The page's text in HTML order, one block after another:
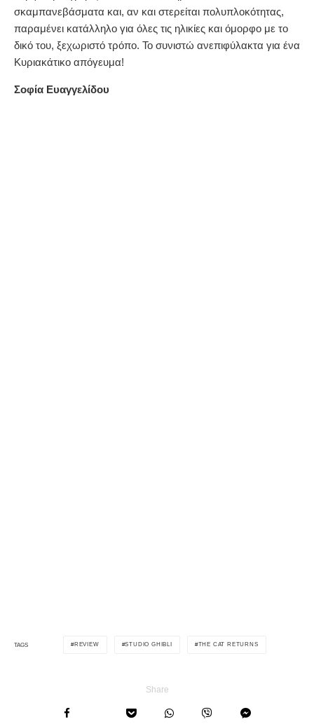
σκαμπανεβάσματα και, αν και στερείται πολυπλοκότητας,
παραμένει κατάλληλο για όλες τις ηλικίες και όμορφο με το
δικό του, ξεχωριστό τρόπο. Το συνιστώ ανεπιφύλακτα για ένα
Κυριακάτικο απόγευμα!
Σοφία Ευαγγελίδου
TAGS REVIEW STUDIO GHIBLI THE CAT RETURNS
Share